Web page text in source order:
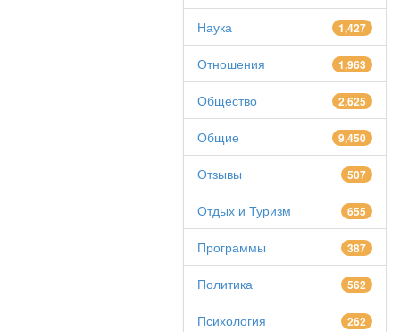
Наука 1,427
Отношения 1,963
Общество 2,625
Общие 9,450
Отзывы 507
Отдых и Туризм 655
Программы 387
Политика 562
Психология 262